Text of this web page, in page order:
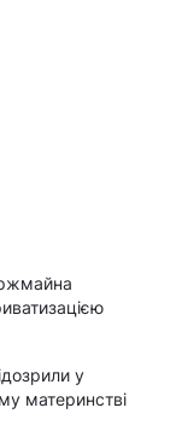
у
материнстві